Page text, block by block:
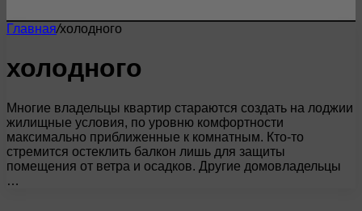
Главная/холодного
холодного
Многие владельцы квартир стараются создать на лоджии
жилищные условия, по уровню комфортности
максимально приближенные к комнатным. Кто-то
стремится остеклить балкон лишь для защиты
помещения от ветра и осадков. Другие домовладельцы
…